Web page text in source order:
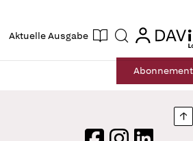
Aktuelle Ausgabe Suche login
login
Abonnement
FacebookInstagram
LinkedIn